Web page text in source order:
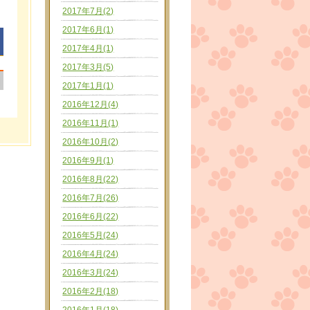
2017年7月(2)
2017年6月(1)
2017年4月(1)
2017年3月(5)
2017年1月(1)
2016年12月(4)
2016年11月(1)
2016年10月(2)
2016年9月(1)
2016年8月(22)
2016年7月(26)
2016年6月(22)
2016年5月(24)
2016年4月(24)
2016年3月(24)
2016年2月(18)